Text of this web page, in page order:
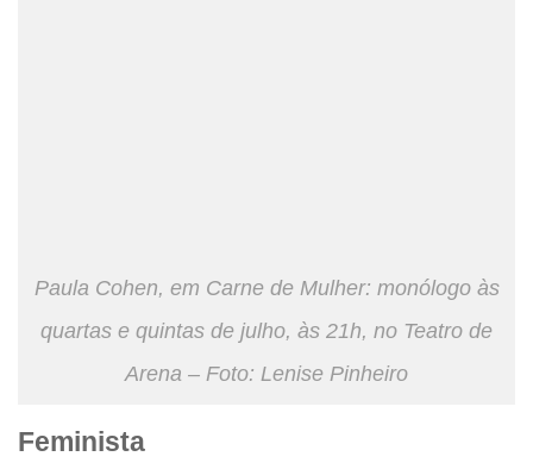
Paula Cohen, em Carne de Mulher: monólogo às
quartas e quintas de julho, às 21h, no Teatro de
Arena – Foto: Lenise Pinheiro
Feminista